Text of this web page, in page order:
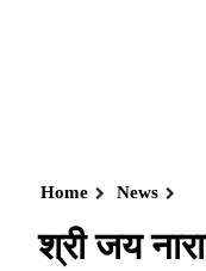
Home News
श्री जय